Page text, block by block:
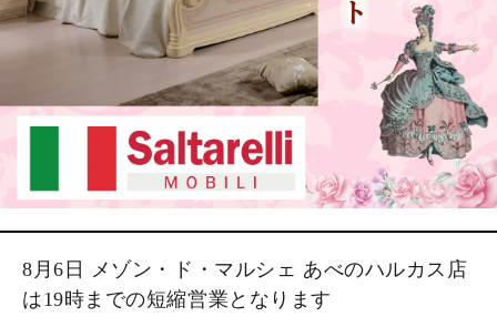
8月6日 メゾン・ド・マルシェ あべのハルカス店
は19時までの短縮営業となります